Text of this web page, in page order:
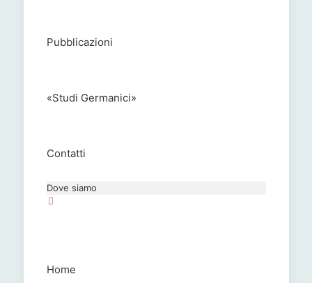
Pubblicazioni
«Studi Germanici»
Contatti
Dove siamo
Home